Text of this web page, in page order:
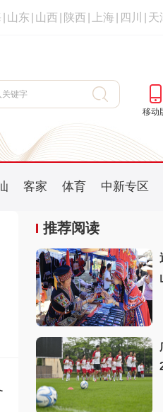
山东 山西 陕西 上海 四川 天
移动
客家 体育 中新专区
推荐阅读